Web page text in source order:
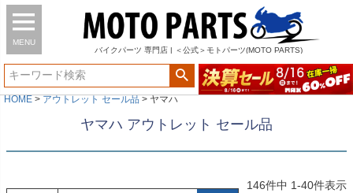
MENU
バイク パーツ 専門店 | ＜公式＞モトパーツ(MOTO PARTS)
HOME アウトレット セール品 ヤマハ
ヤマハ アウトレット セール品
146件中 1-40件表示